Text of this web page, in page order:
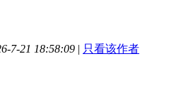
7-21 18:58:09 | 只看该作者